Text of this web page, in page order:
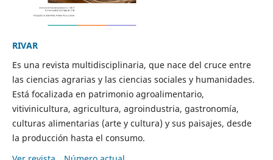
RIVAR
Es una revista multidisciplinaria, que nace del cruce entre
las ciencias agrarias y las ciencias sociales y humanidades.
Está focalizada en patrimonio agroalimentario,
vitivinicultura, agricultura, agroindustria, gastronomía,
culturas alimentarias (arte y cultura) y sus paisajes, desde
la producción hasta el consumo.